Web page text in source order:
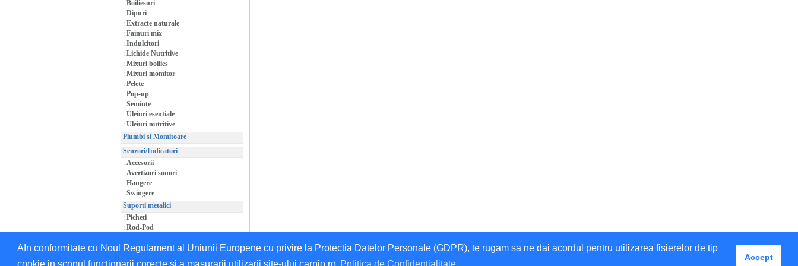
AIn conformitate cu Noul Regulament al Uniunii Europene cu privire la Protectia Datelor Personale (GDPR), te rugam sa ne dai acordul pentru utilizarea fisierelor de tip
cookie in scopul functionarii corecte si a masurarii utilizarii site-ului carpio.ro Politica de Confidentialitate
Accept
: Boiliesuri
: Dipuri
: Extracte naturale
: Fainuri mix
: Indulcitori
: Lichide Nutritive
: Mixuri boilies
: Mixuri momitor
: Pelete
: Pop-up
: Seminte
: Uleiuri esentiale
: Uleiuri nutritive
Plumbi si Momitoare
Senzori/Indicatori
: Accesorii
: Avertizori sonori
: Hangere
: Swingere
Suporti metalici
: Picheti
: Rod-Pod